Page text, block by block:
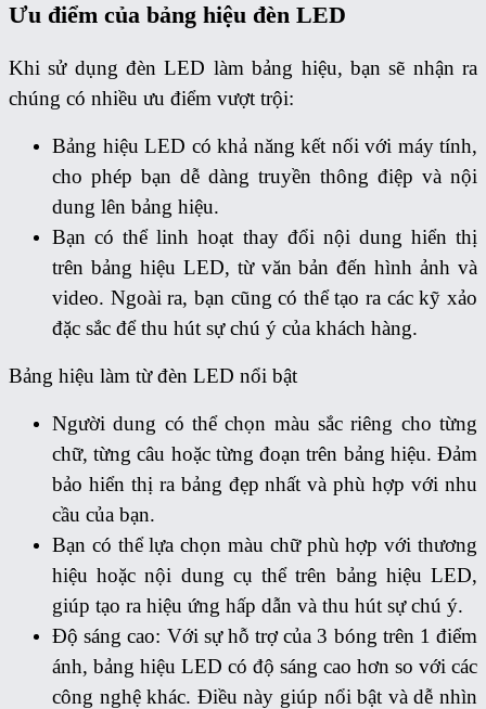
Ưu điểm của bảng hiệu đèn LED
Khi sử dụng đèn LED làm bảng hiệu, bạn sẽ nhận ra
chúng có nhiều ưu điểm vượt trội:
Bảng hiệu LED có khả năng kết nối với máy tính,
cho phép bạn dễ dàng truyền thông điệp và nội
dung lên bảng hiệu.
Bạn có thể linh hoạt thay đổi nội dung hiển thị
trên bảng hiệu LED, từ văn bản đến hình ảnh và
video. Ngoài ra, bạn cũng có thể tạo ra các kỹ xảo
đặc sắc để thu hút sự chú ý của khách hàng.
Bảng hiệu làm từ đèn LED nổi bật
Người dung có thể chọn màu sắc riêng cho từng
chữ, từng câu hoặc từng đoạn trên bảng hiệu. Đảm
bảo hiển thị ra bảng đẹp nhất và phù hợp với nhu
cầu của bạn.
Bạn có thể lựa chọn màu chữ phù hợp với thương
hiệu hoặc nội dung cụ thể trên bảng hiệu LED,
giúp tạo ra hiệu ứng hấp dẫn và thu hút sự chú ý.
Độ sáng cao: Với sự hỗ trợ của 3 bóng trên 1 điểm
ánh, bảng hiệu LED có độ sáng cao hơn so với các
công nghệ khác. Điều này giúp nổi bật và dễ nhìn